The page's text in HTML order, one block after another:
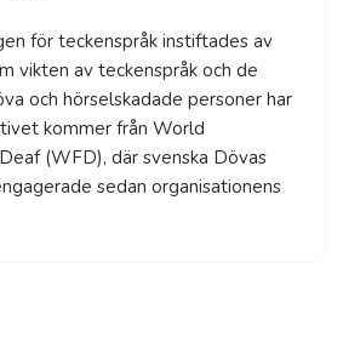
för teckenspråk instiftades av
vikten av teckenspråk och de
och hörselskadade personer har
kommer från World
(WFD), där svenska Dövas
sedan organisationens